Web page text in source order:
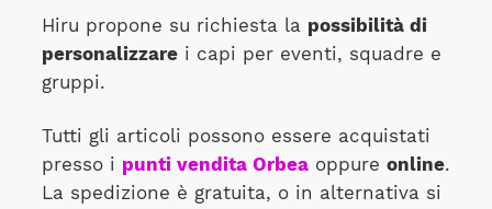
Hiru propone su richiesta la possibilità di
personalizzarei capi per eventi, squadre e
gruppi.
Tutti gli articoli possono essere acquistati
presso i punti vendita Orbeaoppure online.
La spedizione è gratuita, o in alternativa si